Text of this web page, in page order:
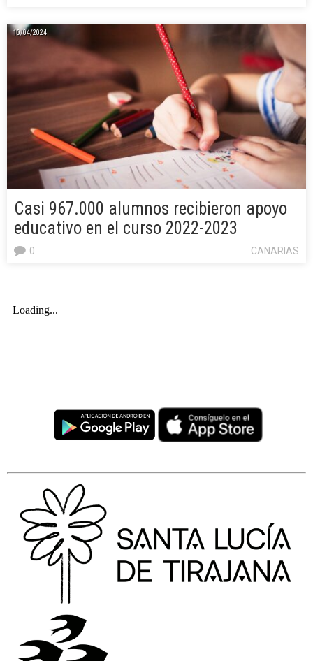
10/04/2024
Casi 967.000 alumnos recibieron apoyo
educativo en el curso 2022-2023
CANARIAS
0